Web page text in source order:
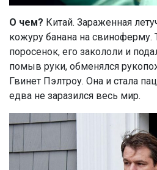
О чем? Китай. Зараженная
кожуру банана на свиноферму.
поросенок, его закололи и
помыв руки, обменялся
Гвинет Пэлтроу. Она и стала
едва не заразился весь мир.